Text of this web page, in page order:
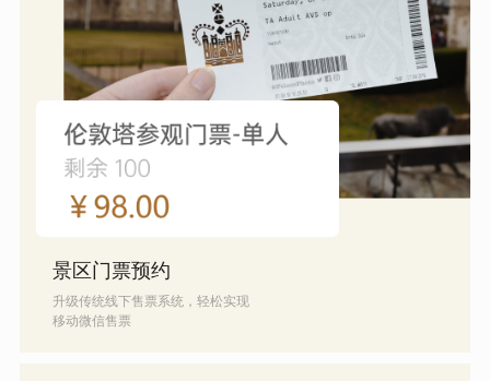
景区门票预约
升级传统线下售票系统，轻松实现
移动微信售票